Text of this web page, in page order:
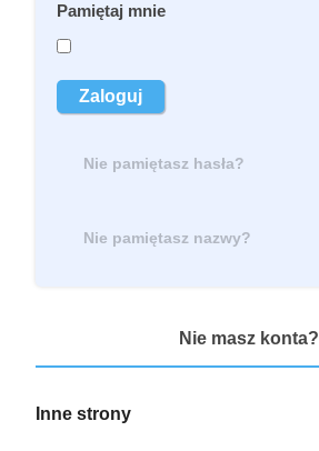
Pamiętaj mnie
Zaloguj
Nie pamiętasz hasła?
Nie pamiętasz nazwy?
Nie masz konta?
Inne strony